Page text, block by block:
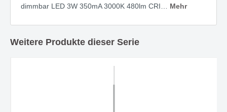
dimmbar LED 3W 350mA 3000K 480lm CRI… Mehr
Weitere Produkte dieser Serie